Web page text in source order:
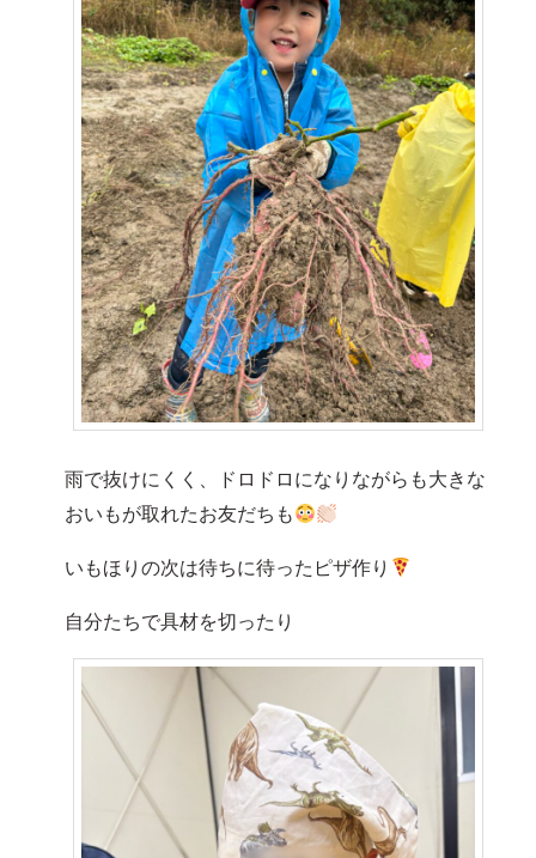
雨で抜けにくく、ドロドロになりながらも大きな
おいもが取れたお友だちも
いもほりの次は待ちに待ったピザ作り
自分たちで具材を切ったり